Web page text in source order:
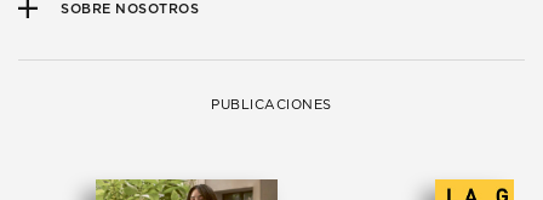
SOBRE NOSOTROS
PUBLICACIONES